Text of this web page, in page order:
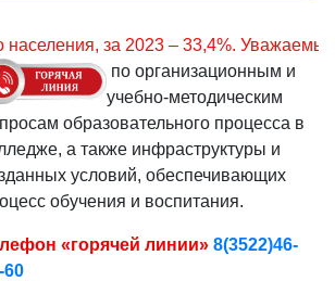
граждане, соблюдайте
по организационным и
учебно-методическим
образовательного процесса в
а также инфраструктуры и
условий, обеспечивающих
обучения и воспитания.
«горячей линии» 8(3522)46-
60